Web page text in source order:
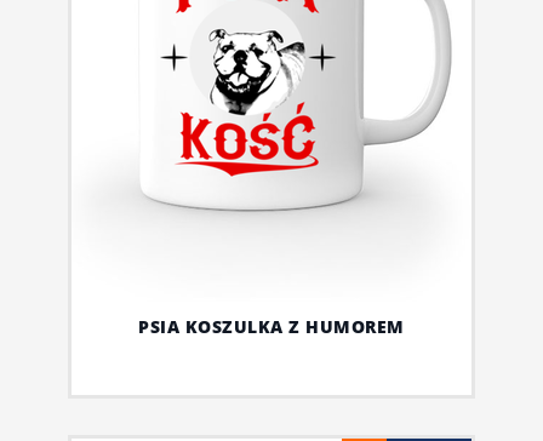
PSIA KOSZULKA Z HUMOREM